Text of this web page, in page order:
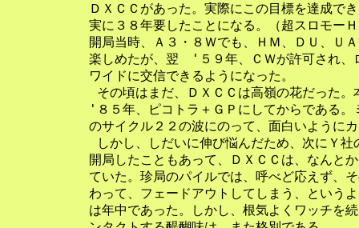
ＤＸＣＣがあった。実際にこの目標を達成で
実に３８年要したことになる。（超スロモー
開局当時、Ａ３・８Ｗでも、ＨＭ、ＤＵ、Ｕ
楽しめたが、翌　'５９年、ＣＷが許可され、
    ワイドに交信できるようになった。
その頃はまだ、ＤＸＣＣは高嶺の花だった。
'８５年、ピコトラ＋ＧＰにしてからである。
のサイクル２２の波にのって、面白いように
しかし、しだいに伸び悩んだため、次にＹ社
開局したこともあって、ＤＸＣＣは、なんと
ていた。珍局のパイルでは、呼べど応えず、
わって、フェードアウトしてしまう、という
は年中であった。しかし、根気よくワッチを